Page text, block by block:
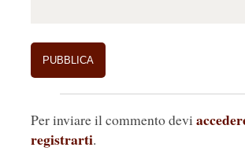
Per inviare il commento devi
registrarti.